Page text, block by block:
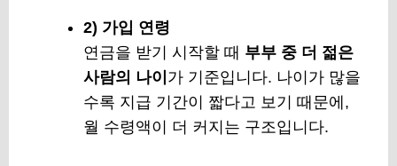
2) 가입 연령
연금을 받기 시작할 때 부부 중 더 젊은
사람의 나이 가 기준입니다. 나이가 많을
수록 지급 기간이 짧다고 보기 때문에,
월 수령액이 더 커지는 구조입니다.